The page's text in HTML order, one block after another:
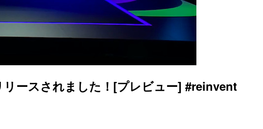
ースされました！[プレビュー] #reinvent